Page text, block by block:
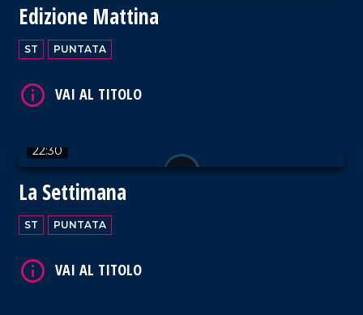
Edizione Mattina
ST PUNTATA
22:30
La Settimana
ST PUNTATA